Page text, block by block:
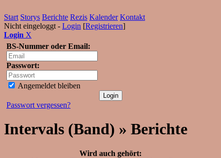
Start Storys Berichte Rezis Kalender Kontakt
Nicht eingeloggt - Login [Registrieren]
Login X
BS-Nummer oder Email:
Passwort:
Angemeldet bleiben
Passwort vergessen?
Intervals (Band) » Berichte
Wird auch gehört: